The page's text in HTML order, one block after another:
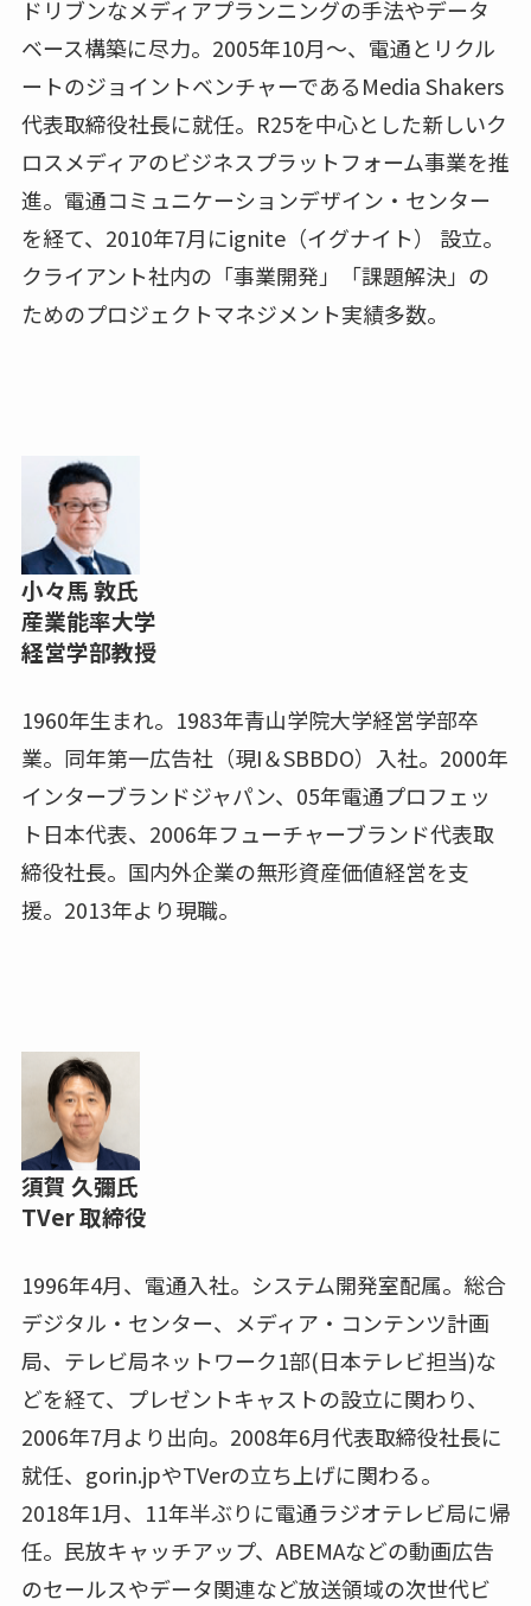
ドリブンなメディアプランニングの手法やデータ
ベース構築に尽力。2005年10月～、電通とリクル
ートのジョイントベンチャーであるMedia Shakers
代表取締役社長に就任。R25を中心とした新しいク
ロスメディアのビジネスプラットフォーム事業を推
進。電通コミュニケーションデザイン・センター
を経て、2010年7月にignite（イグナイト） 設立。
クライアント社内の「事業開発」「課題解決」の
ためのプロジェクトマネジメント実績多数。
小々馬 敦氏
産業能率大学
経営学部教授
1960年生まれ。1983年青山学院大学経営学部卒
業。同年第一広告社（現I＆SBBDO）入社。2000年
インターブランドジャパン、05年電通プロフェッ
ト日本代表、2006年フューチャーブランド代表取
締役社長。国内外企業の無形資産価値経営を支
援。2013年より現職。
須賀 久彌氏
TVer 取締役
1996年4月、電通入社。システム開発室配属。総合
デジタル・センター、メディア・コンテンツ計画
局、テレビ局ネットワーク1部(日本テレビ担当)な
どを経て、プレゼントキャストの設立に関わり、
2006年7月より出向。2008年6月代表取締役社長に
就任、gorin.jpやTVerの立ち上げに関わる。
2018年1月、11年半ぶりに電通ラジオテレビ局に帰
任。民放キャッチアップ、ABEMAなどの動画広告
のセールスやデータ関連など放送領域の次世代ビ